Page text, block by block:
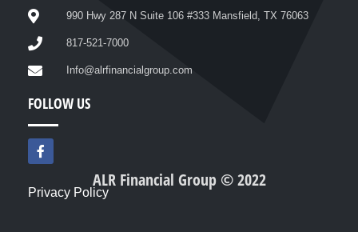
990 Hwy 287 N Suite 106 #333 Mansfield, TX 76063
817-521-7000
Info@alrfinancialgroup.com
FOLLOW US
F
a
c
b
ALR Financial Group © 2022
Privacy Policy